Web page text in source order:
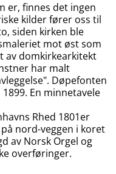
er, finnes det ingen
kilder fører oss til
siden kirken ble
mot øst som
av domkirkearkitekt
har malt
Døpefonten
En minnetavele
Rhed 1801er
nord-veggen i koret
av Norsk Orgel og
overføringer.